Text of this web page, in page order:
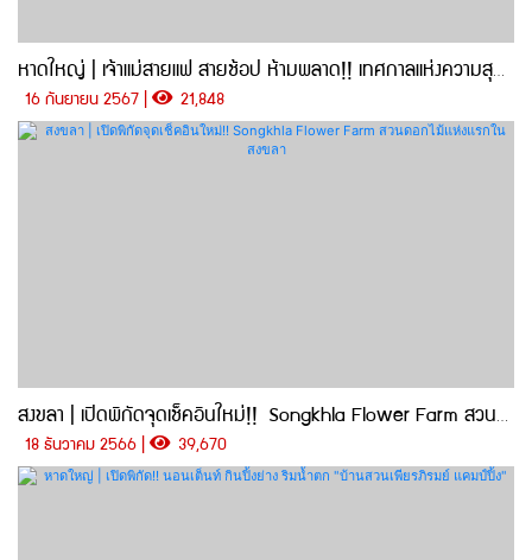
หาดใหญ่ | เจ้าแม่สายแฟ สายช้อป ห้ามพลาด!! เทศกาลแห่งความสุขได้เริ่มขึ้นแล้ว กับงาน HELLO HATYAI 2024
16 กันยายน 2567 | 21,848
สงขลา | เปิดพิกัดจุดเช็คอินใหม่!! Songkhla Flower Farm สวนดอกไม้แห่งแรกในสงขลา
18 ธันวาคม 2566 | 39,670